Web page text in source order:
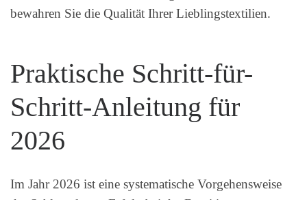
bewahren Sie die Qualität Ihrer Lieblingstextilien.
Praktische Schritt-für-
Schritt-Anleitung für
2026
Im Jahr 2026 ist eine systematische Vorgehensweise